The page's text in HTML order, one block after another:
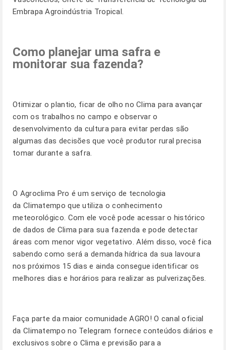
Embrapa Agroindústria Tropical.
Como planejar uma safra e
monitorar sua fazenda?
Otimizar o plantio, ficar de olho no Clima para avançar
com os trabalhos no campo e observar o
desenvolvimento da cultura para evitar perdas são
algumas das decisões que você produtor rural precisa
tomar durante a safra.
O Agroclima Pro é um serviço de tecnologia
da Climatempo que utiliza o conhecimento
meteorológico. Com ele você pode acessar o histórico
de dados de Clima para sua fazenda e pode detectar
áreas com menor vigor vegetativo. Além disso, você fica
sabendo como será a demanda hídrica da sua lavoura
nos próximos 15 dias e ainda consegue identificar os
melhores dias e horários para realizar as pulverizações.
Faça parte da maior comunidade AGRO! O canal oficial
da Climatempo no Telegram fornece conteúdos diários e
exclusivos sobre o Clima e previsão para a